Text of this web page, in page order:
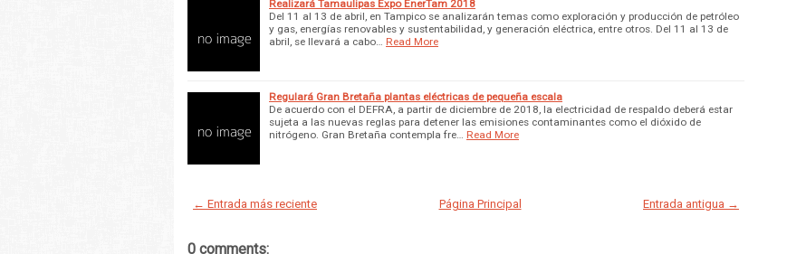
Realizará Tamaulipas Expo EnerTam 2018
Del 11 al 13 de abril, en Tampico se analizarán temas como exploración y producción de petróleo
y gas, energías renovables y sustentabilidad, y generación eléctrica, entre otros. Del 11 al 13 de
abril, se llevará a cabo…
Read More
Regulará Gran Bretaña plantas eléctricas de pequeña escala
De acuerdo con el DEFRA, a partir de diciembre de 2018, la electricidad de respaldo deberá estar
sujeta a las nuevas reglas para detener las emisiones contaminantes como el dióxido de
nitrógeno. Gran Bretaña contempla fre…
Read More
← Entrada más reciente Entrada antigua →
Página Principal
0 comments: